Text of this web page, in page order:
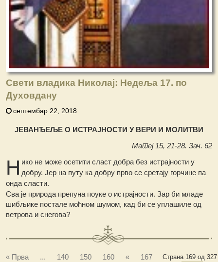
Свети владика Николај: Недеља 17. по
Духовдану
септембар 22, 2018
ЈЕВАНЂЕЉЕ О ИСТРАЈНОСТИ У ВЕРИ И МОЛИТВИ
Матеј 15, 21-28. Зач. 62
Н ико не може осетити сласт добра без истрајности у
добру. Јер на путу ка добру прво се сретају горчине па
онда сласти.
Сва је природа препуна поуке о истрајности. Зар би младе
шибљике постале моћном шумом, кад би се уплашиле од
ветрова и снегова?
Страна 169 од 327
« Прва ... 140 150 160 « 167